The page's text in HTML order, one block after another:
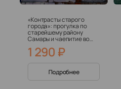
«Контрасты старого
города»: прогулка по
старейшему району
Самары и чаепитие во
1 290₽
Подробнее